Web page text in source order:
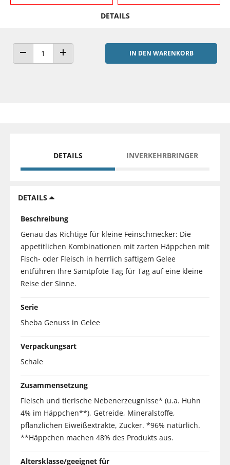
DETAILS
ANZAHL VERRINGERNANZAHL ERHÖHEN
IN DEN WARENKORB
DETAILS INVERKEHRBRINGER
DETAILS
Beschreibung
Genau das Richtige für kleine Feinschmecker: Die
appetitlichen Kombinationen mit zarten Häppchen mit
Fisch- oder Fleisch in herrlich saftigem Gelee
entführen Ihre Samtpfote Tag für Tag auf eine kleine
Reise der Sinne.
Serie
Sheba Genuss in Gelee
Verpackungsart
Schale
Zusammensetzung
Fleisch und tierische Nebenerzeugnisse* (u.a. Huhn
4% im Häppchen**), Getreide, Mineralstoffe,
pflanzlichen Eiweißextrakte, Zucker. *96% natürlich.
**Häppchen machen 48% des Produkts aus.
Altersklasse/geeignet für